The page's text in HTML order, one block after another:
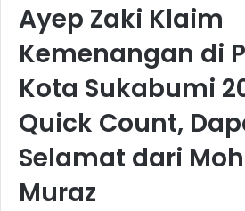
Ayep Zaki Klaim
Kemenangan di
Kota Sukabumi
Quick Count,
Selamat dari
Muraz